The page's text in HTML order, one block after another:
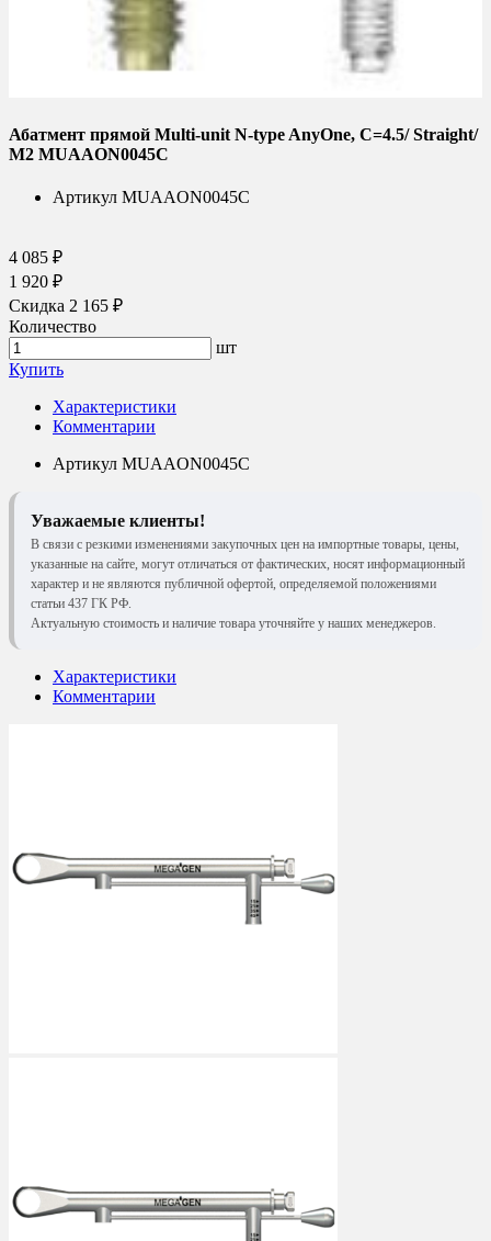
Абатмент прямой Multi-unit N-type AnyOne, C=4.5/ Straight/
M2 MUAAON0045C
Артикул MUAAON0045C
4 085 ₽
1 920 ₽
Скидка 2 165 ₽
Количество
шт
Купить
Характеристики
Комментарии
Артикул MUAAON0045C
Уважаемые клиенты!
В связи с резкими изменениями закупочных цен на импортные товары, цены,
указанные на сайте, могут отличаться от фактических, носят информационный
характер и не являются публичной офертой, определяемой положениями
статьи 437 ГК РФ.
Актуальную стоимость и наличие товара уточняйте у наших менеджеров.
Характеристики
Комментарии